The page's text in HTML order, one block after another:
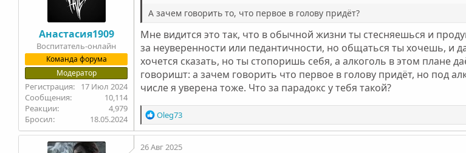
:
Анастасия1909
Воспитатель-онлайн
Команда форума
Модератор
17 Июл 2024
10,114
4,979
Бросил
18.05.2024
А зачем говорить то, что первое в голову придёт?
Мне видится это так, что в обычной жизни ты стесняешься и
за неуверенности или педантичности, но общаться ты хочешь, и
хочется сказать, но ты стопоришь себя, а алкоголь в этом плане
говоришт: а зачем говорить что первое в голову придёт, но под
числе я уверена тоже. Что за парадокс у тебя такой?
Р
е
а
к
Oleg73
26 Авг 2025